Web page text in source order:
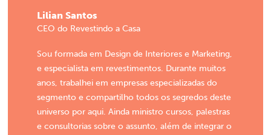
Lilian Santos
CEO do Revestindo a Casa
Sou formada em Design de Interiores e Marketing,
e especialista em revestimentos. Durante muitos
anos, trabalhei em empresas especializadas do
segmento e compartilho todos os segredos deste
universo por aqui. Ainda ministro cursos, palestras
e consultorias sobre o assunto, além de integrar o